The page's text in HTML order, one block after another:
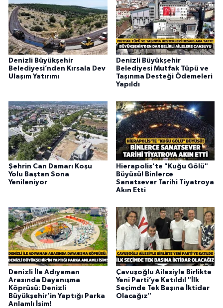
Denizli Büyükşehir
Belediyesi’nden Kırsala Dev
Ulaşım Yatırımı
Denizli Büyükşehir
Belediyesi Mutfak Tüpü ve
Taşınma Desteği Ödemeleri
Yapıldı
Şehrin Can Damarı Koşu
Yolu Baştan Sona
Yenileniyor
Hierapolis’te "Kuğu Gölü"
Büyüsü! Binlerce
Sanatsever Tarihi Tiyatroya
Akın Etti
Denizli İle Adıyaman
Arasında Dayanışma
Köprüsü: Denizli
Büyükşehir’in Yaptığı Parka
Anlamlı İsim!
Çavuşoğlu Ailesiyle Birlikte
Yeni Parti’ye Katıldı! "İlk
Seçimde Tek Başına İktidar
Olacağız"